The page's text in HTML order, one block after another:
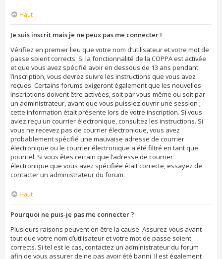
Haut
Je suis inscrit mais je ne peux pas me connecter !
Vérifiez en premier lieu que votre nom d’utilisateur et votre mot de
passe soient corrects. Si la fonctionnalité de la COPPA est activée
et que vous avez spécifié avoir en dessous de 13 ans pendant
l’inscription, vous devrez suivre les instructions que vous avez
reçues. Certains forums exigeront également que les nouvelles
inscriptions doivent être activées, soit par vous-même ou soit par
un administrateur, avant que vous puissiez ouvrir une session ;
cette information était présente lors de votre inscription. Si vous
aviez reçu un courrier électronique, consultez les instructions. Si
vous ne recevez pas de courrier électronique, vous avez
probablement spécifié une mauvaise adresse de courrier
électronique ou le courrier électronique a été filtré en tant que
pourriel. Si vous êtes certain que l’adresse de courrier
électronique que vous avez spécifiée était correcte, essayez de
contacter un administrateur du forum.
Haut
Pourquoi ne puis-je pas me connecter ?
Plusieurs raisons peuvent en être la cause. Assurez-vous avant
tout que votre nom d’utilisateur et votre mot de passe soient
corrects. Si tel est le cas, contactez un administrateur du forum
afin de vous assurer de ne pas avoir été banni. Il est également